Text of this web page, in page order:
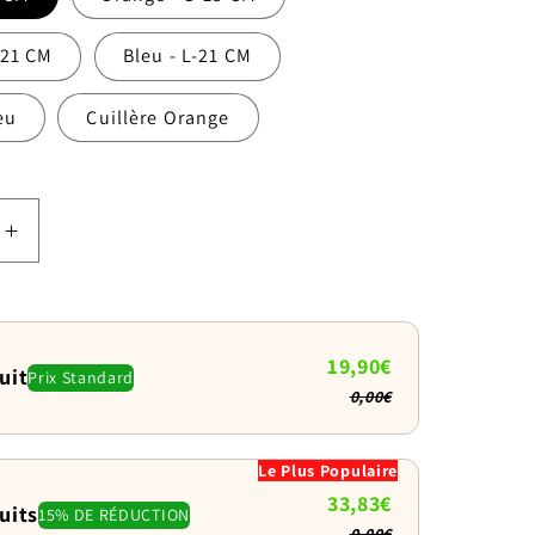
CM Bleu - L-21 CM
Cuillère Orange
Augmenter
la
de
Tapis
de
pour
:
Distraction
Prix Standard 19,90€
0,00€
15% DE RÉDUCTION
Le Plus Populaire
33,83€